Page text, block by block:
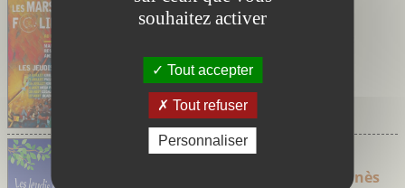
du 02/07/2026 au 27/08/2026
Marsi’Folies de Marsillargues
Saint-Aunès Hérault
Les jeudis Guinguette de Saint-Aunès
souhaitez activer
Tout accepter
Tout refuser
Personnaliser